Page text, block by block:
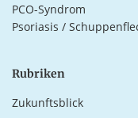
PCO-Syndrom
Psoriasis /
Rubriken
Zukunftsblick